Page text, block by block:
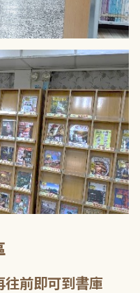
往前即可到書庫